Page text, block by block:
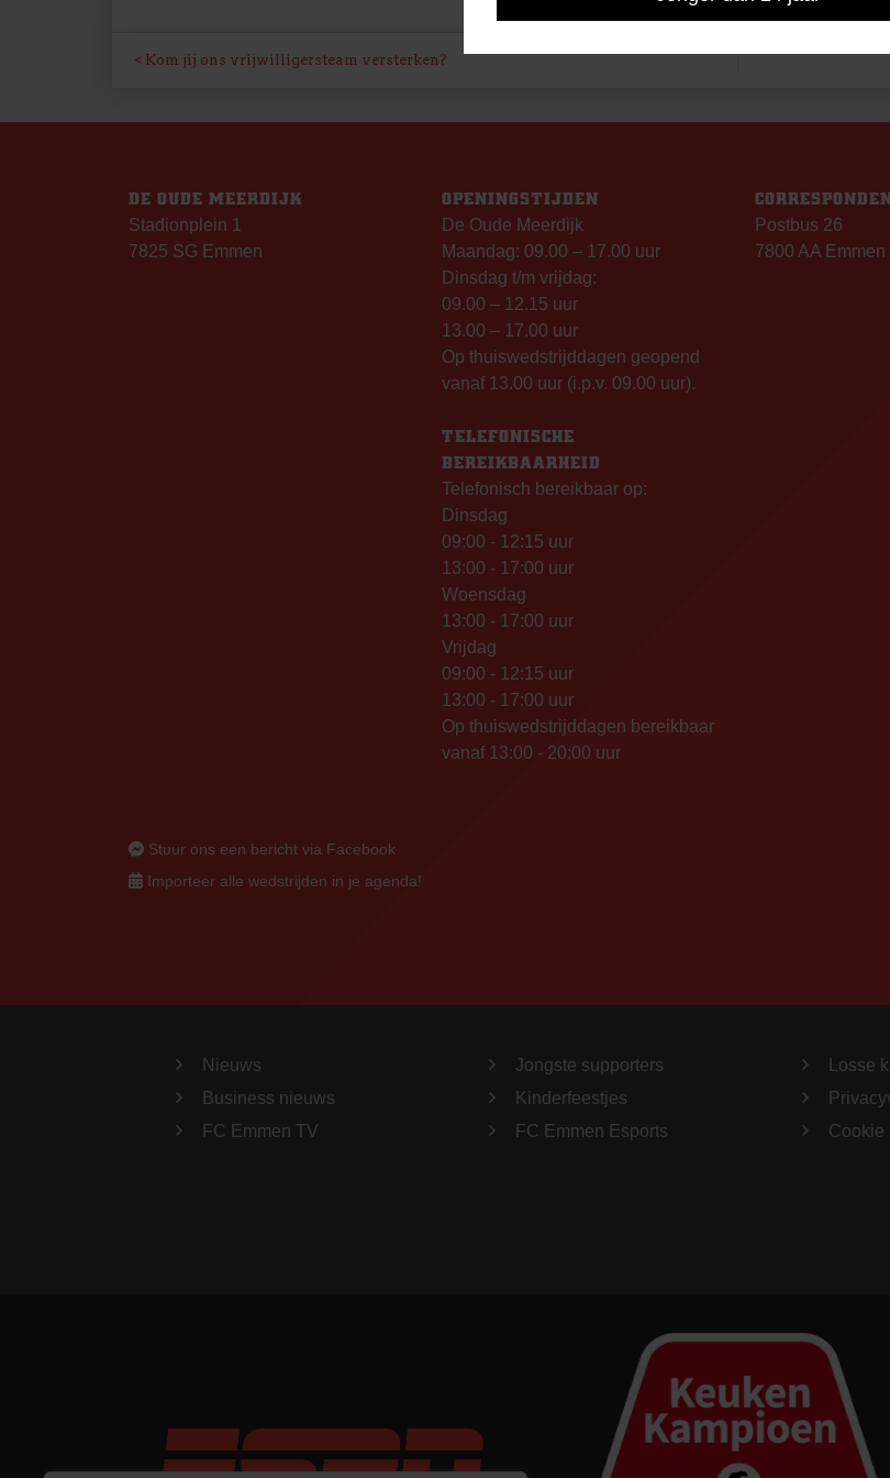
BERICHT
NAVIGATIE
Kom jij ons vrijwilligersteam versterken?
DE OUDE MEERDIJK
Stadionplein 1
7825 SG Emmen
OPENINGSTIJDEN
De Oude Meerdijk
Maandag: 09.00 – 17.00 uur
Dinsdag t/m vrijdag:
09.00 – 12.15 uur
13.00 – 17.00 uur
Op thuiswedstrijddagen geopend
vanaf 13.00 uur (i.p.v. 09.00 uur).
TELEFONISCHE
BEREIKBAARHEID
Telefonisch bereikbaar op:
Dinsdag
09:00 - 12:15 uur
13:00 - 17:00 uur
Woensdag
13:00 - 17:00 uur
Vrijdag
09:00 - 12:15 uur
13:00 - 17:00 uur
Op thuiswedstrijddagen bereikbaar
vanaf 13:00 - 20:00 uur
Postbus 26
7800 AA Emmen
Stuur ons een bericht via Facebook
Importeer alle wedstrijden in je agenda!
Nieuws
Business nieuws
FC Emmen TV
Jongste supporters
Kinderfeestjes
FC Emmen Esports
Losse
Cookie